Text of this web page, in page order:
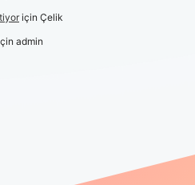
için Çelik
admin
elexbetgiris.org